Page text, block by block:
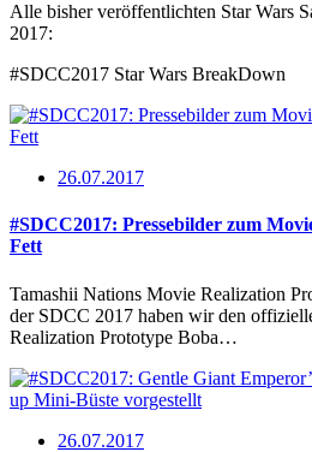
Alle bisher veröffentlichten Star Wars
2017:
#SDCC2017 Star Wars BreakDown
26.07.2017
#SDCC2017: Pressebilder zum
Fett
Tamashii Nations Movie Realization
der SDCC 2017 haben wir den
Realization Prototype Boba…
26.07.2017